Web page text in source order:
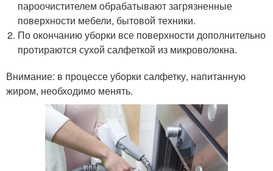
пароочистителем обрабатывают загрязненные
поверхности мебели, бытовой техники.
По окончанию уборки все поверхности дополнительно
протираются сухой салфеткой из микроволокна.
Внимание: в процессе уборки салфетку, напитанную
жиром, необходимо менять.